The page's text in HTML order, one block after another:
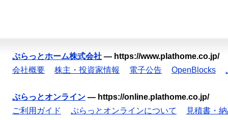
ぷらっとホーム株式会社 — https://www.plathome.co.jp/
会社概要
株主・投資家情報 電子公告 OpenBlocks
ぷらっとオンライン — https://online.plathome.co.jp/
ご利用ガイド
ぷらっとオンラインについて
見積書・